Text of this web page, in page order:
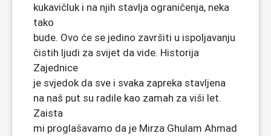
kukavičluk i na njih stavlja ograničenja, neka
tako
bude. Ovo će se jedino završiti u ispoljavanju
čistih ljudi za svijet da vide. Historija
Zajednice
je svjedok da sve i svaka zapreka stavljena
na naš put su radile kao zamah za viši let.
Zaista
mi proglašavamo da je Mirza Ghulam Ahmad